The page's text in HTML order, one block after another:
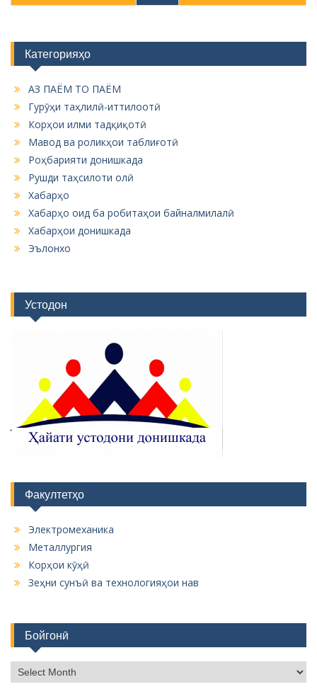
Категорияҳо
АЗ ПАЁМ ТО ПАЁМ
Гурӯҳи таҳлилӣ-иттилоотӣ
Корҳои илми тадқиқотӣ
Мавод ва роликҳои таблиғотӣ
Роҳбарияти донишкада
Рушди таҳсилоти олӣ
Хабарҳо
Хабарҳо оид ба робитаҳои байналмилалӣ
Хабарҳои донишкада
Эълонхо
Устодон
Факултетҳо
Электромеханика
Металлургия
Корҳои кӯҳӣ
Зеҳни сунъӣ ва технологияҳои нав
Бойгонӣ
о